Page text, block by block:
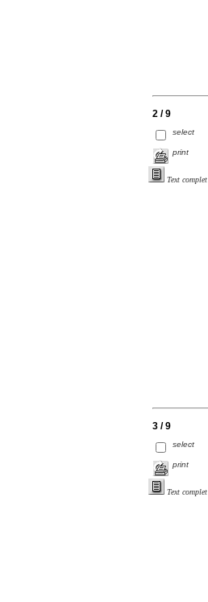
2 / 9
select
print
Text complet
3 / 9
select
print
Text complet